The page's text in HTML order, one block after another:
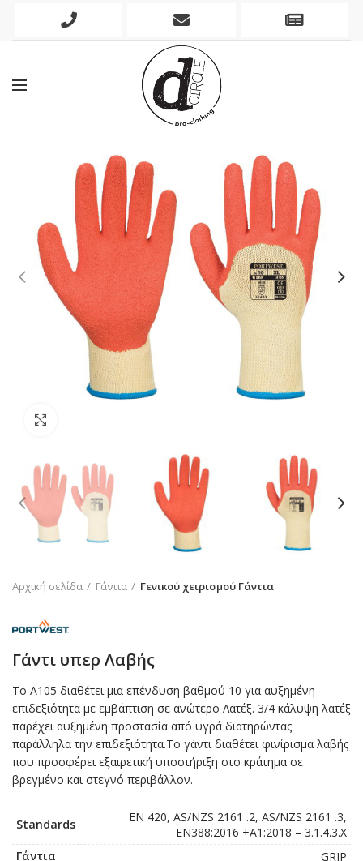
Phone
Mobile
Αρχική σελίδα Γάντια Γενικού χειρισμού Γάντια
Γάντι υπερ Λαβής
Το Α105 διαθέτει μια επένδυση βαθμού 10 για αυξημένη
επιδεξιότητα με εμβάπτιση σε ανώτερο Λατέξ. 3/4 κάλυψη λατέξ
παρέχει αυξημένη προστασία από υγρά διατηρώντας
παράλληλα την επιδεξιότητα.Tο γάντι διαθέτει φινίρισμα λαβής
που προσφέρει εξαιρετική υποστήριξη στο κράτημα σε
βρεγμένο και στεγνό περιβάλλον.
Standards
EN 420, AS/NZS 2161 .2, AS/NZS 2161 .3,
EN388:2016 +A1:2018 – 3.1.4.3.X
Γάντια
GRIP